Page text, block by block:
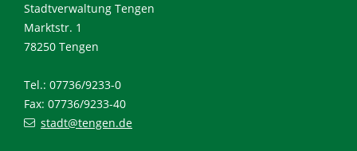
Stadtverwaltung Tengen
Marktstr. 1
78250 Tengen
Tel.: 07736/9233-0
Fax: 07736/9233-40
stadt@tengen.de